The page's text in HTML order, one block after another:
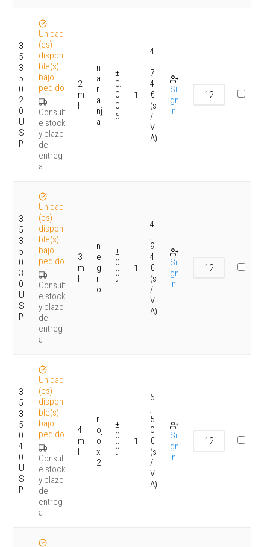
3
5
3
5
0
2
0
U
S
P
Unidad
(es)
disponi
ble(s)
bajo
pedido
Consult
e stock
y plazo
de
entreg
a
2
m
l
n
a
r
a
nj
a
±
0.
0
0
6
1
4
,
7
4
€
(s
/I
V
A)
Si
gn
In
3
5
3
5
0
3
0
U
S
P
Unidad
(es)
disponi
ble(s)
bajo
pedido
Consult
e stock
y plazo
de
entreg
a
3
m
l
n
e
g
r
o
±
0.
0
1
1
4
,
9
4
€
(s
/I
V
A)
Si
gn
In
3
5
3
5
0
4
0
U
S
P
Unidad
(es)
disponi
ble(s)
bajo
pedido
Consult
e stock
y plazo
de
entreg
a
4
m
l
r
oj
o
x
2
±
0.
0
1
1
6
,
5
0
€
(s
/I
V
A)
Si
gn
In